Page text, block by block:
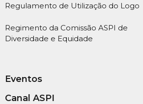
Regulamento de Utilização do Logo
Regimento da Comissão ASPI de
Diversidade e Equidade
Eventos
Canal ASPI